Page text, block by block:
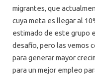
migrantes, que
cuya meta es llegar al
estimado de este grupo
desafío, pero las vemos
para generar mayor
para un mejor empleo